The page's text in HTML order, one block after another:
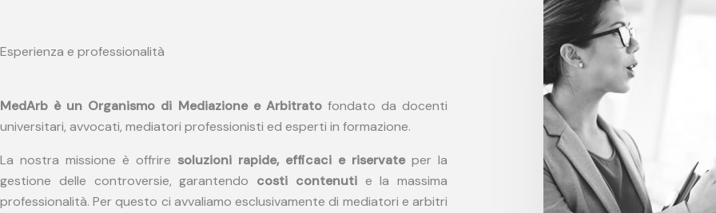
k
Esperienza e professionalità
MedArb è un Organismo di Mediazione e Arbitratofondato da docenti
universitari, avvocati, mediatori professionisti ed esperti in formazione.
La nostra missione è offrire soluzioni rapide, efficaci e riservateper la
gestione delle controversie, garantendo costi contenutie la massima
professionalità. Per questo ci avvaliamo esclusivamente di mediatori e arbitri